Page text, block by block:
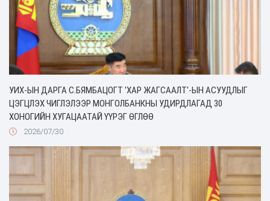
УИХ-ЫН ДАРГА С.БЯМБАЦОГТ 'ХАР ЖАГСААЛТ'-ЫН АСУУДЛЫГ
ЦЭГЦЛЭХ ЧИГЛЭЛЭЭР МОНГОЛБАНКНЫ УДИРДЛАГАД 30
ХОНОГИЙН ХУГАЦААТАЙ ҮҮРЭГ ӨГЛӨӨ
2026/07/30